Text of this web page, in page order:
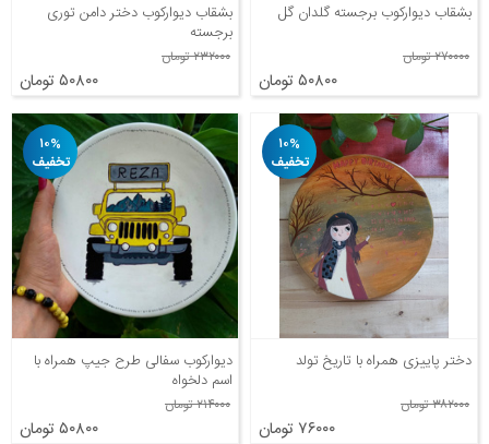
بشقاب دیوارکوب برجسته گلدان گل
۲۷۰۰۰۰ تومان
۵۰۸۰۰ تومان
بشقاب دیوارکوب دختر دامن توری
برجسته
۲۳۲۰۰۰ تومان
۵۰۸۰۰ تومان
دختر پاییزی همراه با تاریخ تولد
۱۰%
تخفیف
۳۸۲۰۰۰ تومان
۷۶۰۰۰ تومان
دیوارکوب سفالی طرح جیپ همراه با
اسم دلخواه
۱۰%
تخفیف
۲۱۴۰۰۰ تومان
۵۰۸۰۰ تومان